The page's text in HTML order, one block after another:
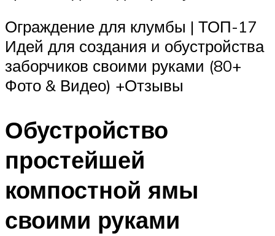
Ограждение для клумбы | ТОП-17
Идей для создания и обустройства
заборчиков своими руками (80+
Фото & Видео) +Отзывы
Обустройство
простейшей
компостной ямы
своими руками